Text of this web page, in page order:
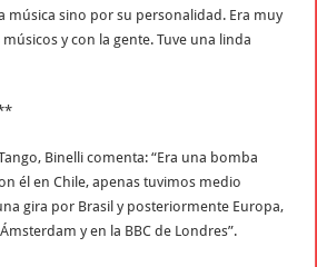
música sino por su personalidad. Era muy
y con la gente. Tuve una linda
Binelli comenta: “Era una bomba
él en Chile, apenas tuvimos medio
gira por Brasil y posteriormente Europa,
y en la BBC de Londres”.